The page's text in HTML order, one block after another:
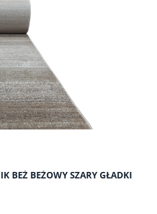
BEŻ BEŻOWY SZARY GŁADKI